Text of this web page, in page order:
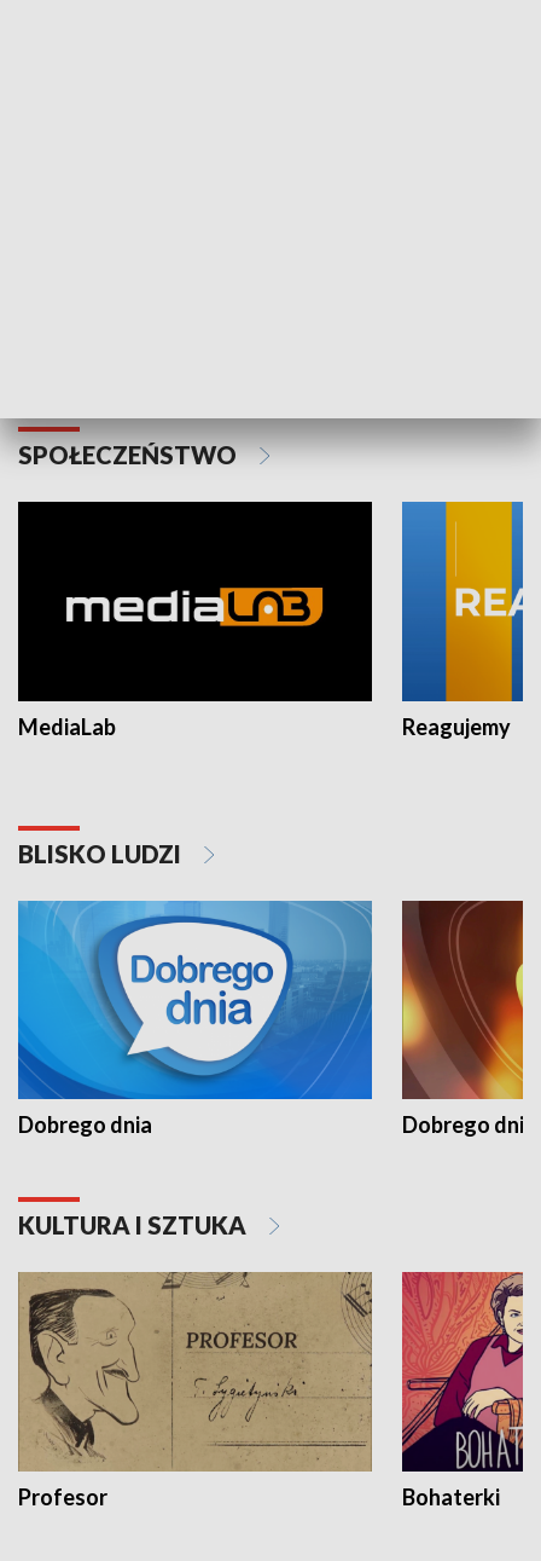
SPOŁECZEŃSTWO
MediaLab Reagujemy
BLISKO LUDZI
Dobrego dnia Dobrego dnia
KULTURA I SZTUKA
Profesor Bohaterki